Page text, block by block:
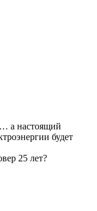
а настоящий
будет
25 лет?